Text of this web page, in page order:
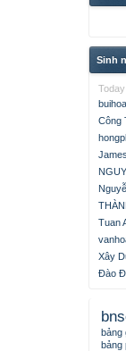
Sinh
Công
Tuan
Xây
Đào
bảng
bảng